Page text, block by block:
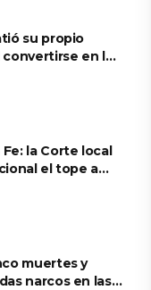
su propio
convertirse en la
mi vocabulario»
la Corte local
el tope a
muertes y
narcos en las